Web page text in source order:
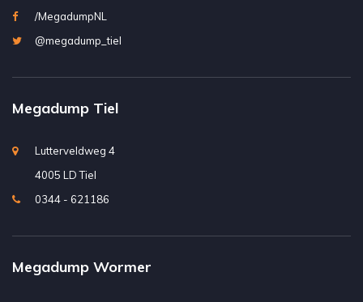
/MegadumpNL
@megadump_tiel
Megadump Tiel
Lutterveldweg 4
4005 LD Tiel
0344 - 621186
Megadump Wormer